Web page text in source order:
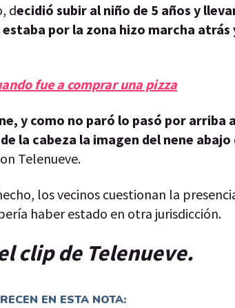
decidió subir al niño de 5 años y
por la zona hizo marcha
fue a comprar una pizza
y como no paró lo pasó por arriba
la cabeza la imagen del nene
Telenueve.
los vecinos cuestionan la
haber estado en otra jurisdicción.
clip de Telenueve.
EN ESTA NOTA: